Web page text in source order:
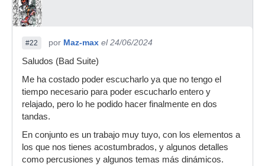
#22 por Maz-max el 24/06/2024
Saludos (Bad Suite)
Me ha costado poder escucharlo ya que no tengo el
tiempo necesario para poder escucharlo entero y
relajado, pero lo he podido hacer finalmente en dos
tandas.
En conjunto es un trabajo muy tuyo, con los elementos a
los que nos tienes acostumbrados, y algunos detalles
como percusiones y algunos temas más dinámicos.